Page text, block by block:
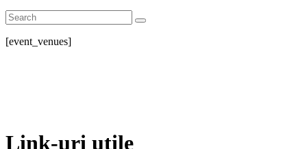
[event_venues]
Link-uri utile